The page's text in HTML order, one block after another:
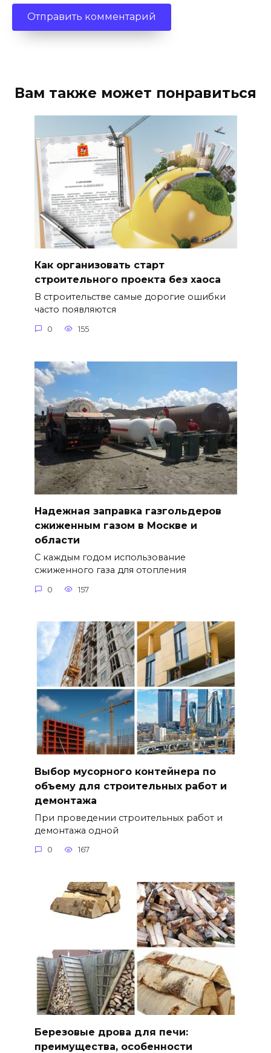
Вам также может понравиться
Как организовать старт
строительного проекта без хаоса
В строительстве самые дорогие ошибки
часто появляются
0 155
Надежная заправка газгольдеров
сжиженным газом в Москве и
области
С каждым годом использование
сжиженного газа для отопления
0 157
Выбор мусорного контейнера по
объему для строительных работ и
демонтажа
При проведении строительных работ и
демонтажа одной
0 167
Березовые дрова для печи:
преимущества, особенности